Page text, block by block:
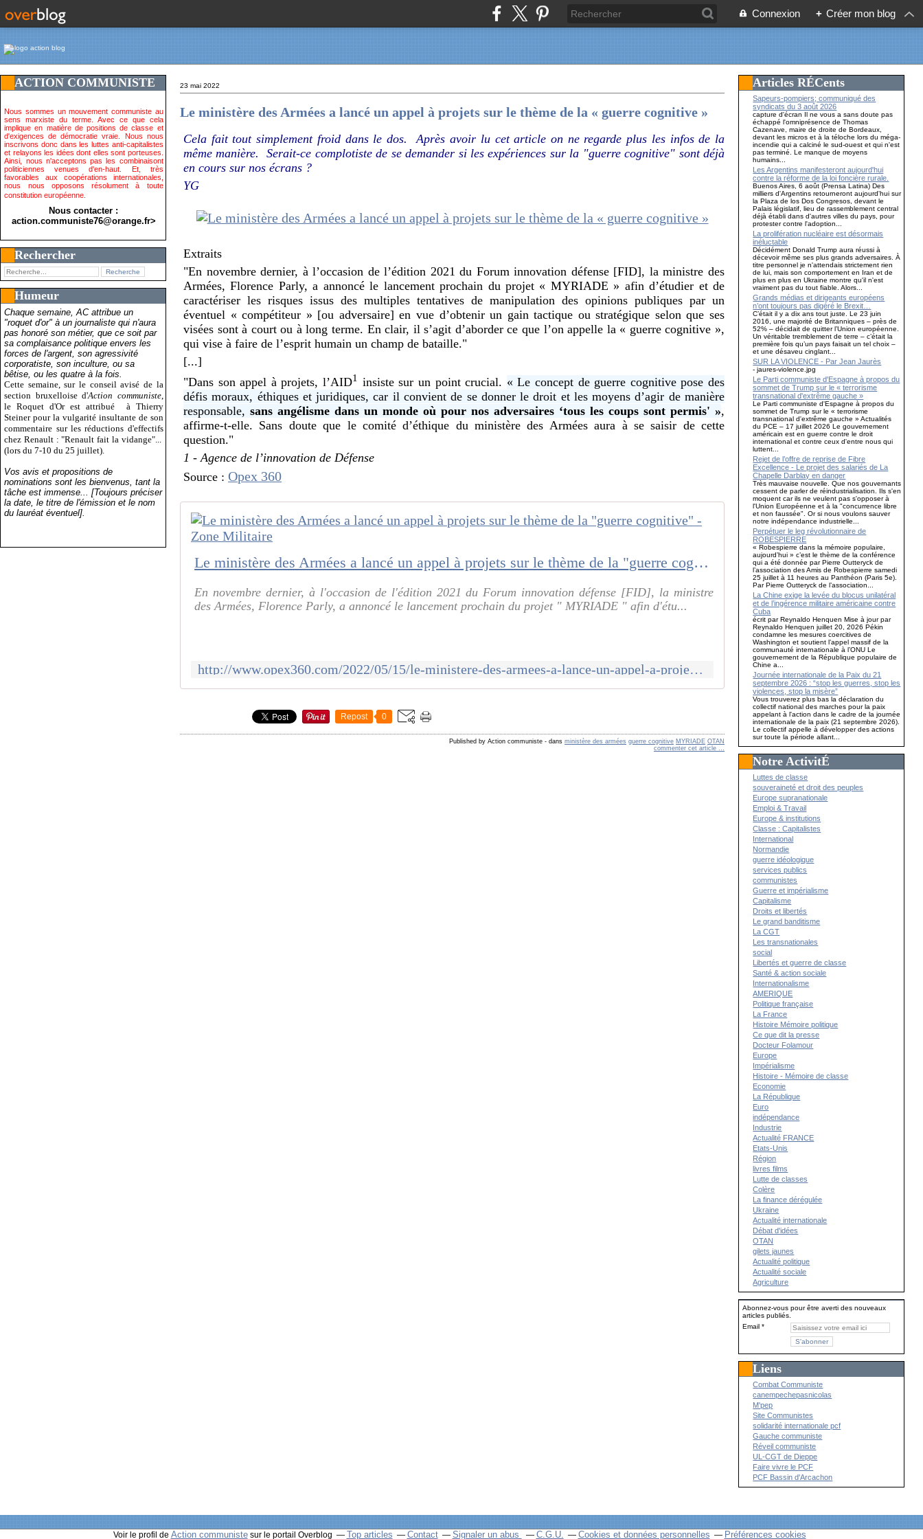
Connexion + Créer mon blog
ACTION COMMUNISTE
Nous sommes un mouvement communiste au
sens marxiste du terme. Avec ce que cela
implique en matière de positions de classe et
d'exigences de démocratie vraie. Nous nous
inscrivons donc dans les luttes anti-capitalistes
et relayons les idées dont elles sont porteuses.
Ainsi, nous n'acceptons pas les combinaisont
politiciennes venues d'en-haut. Et, très
favorables aux coopérations internationales,
nous nous opposons résolument à toute
constitution européenne.
Nous contacter :
action.communiste76@orange.fr>
Rechercher
Humeur
Chaque semaine, AC attribue un
"roquet d'or" à un journaliste qui n'aura
pas honoré son métier, que ce soit par
sa complaisance politique envers les
forces de l'argent, son agressivité
corporatiste, son inculture, ou sa
bêtise, ou les quatre à la fois.
Cette semaine, sur le conseil avisé de la
section bruxelloise d'Action communiste,
le Roquet d'Or est attribué
à Thierry
Steiner pour la vulgarité insultante de son
commentaire sur les réductions d'effectifs
chez Renault : "Renault fait la vidange"...
(lors du 7-10 du 25 juillet).
Vos avis et propositions de
nominations sont les bienvenus, tant la
tâche est immense... [Toujours préciser
la date, le titre de l'émission et le nom
du lauréat éventuel].
23 mai 2022
Le ministère des Armées a lancé un appel à projets sur le thème de la « guerre cognitive »
Cela fait tout simplement froid dans le dos. Après avoir lu cet article on ne regarde plus les infos de la
même manière. Serait-ce complotiste de se demander si les expériences sur la "guerre cognitive" sont déjà
en cours sur nos écrans ?
YG
Extraits
"En novembre dernier, à l’occasion de l’édition 2021 du Forum innovation défense [FID], la ministre des
Armées, Florence Parly, a annoncé le lancement prochain du projet « MYRIADE » afin d’étudier et de
caractériser les risques issus des multiples tentatives de manipulation des opinions publiques par un
éventuel « compétiteur » [ou adversaire] en vue d’obtenir un gain tactique ou stratégique selon que ses
visées sont à court ou à long terme. En clair, il s’agit d’aborder ce que l’on appelle la « guerre cognitive »,
qui vise à faire de l’esprit humain un champ de bataille."
[...]
"Dans son appel à projets, l’AID1 insiste sur un point crucial. « Le concept de guerre cognitive pose des
défis moraux, éthiques et juridiques, car il convient de se donner le droit et les moyens d’agir de manière
responsable,sans angélisme dans un monde où pour nos adversaires ‘tous les coups sont permis' »,
affirme-t-elle. Sans doute que le comité d’éthique du ministère des Armées aura à se saisir de cette
question."
1 -Agence de l’innovation de Défense
Source :Opex 360
Le ministère des Armées a lancé un appel à projets sur le thème de la "guerre cognitive" - Zone Militaire
En novembre dernier, à l'occasion de l'édition 2021 du Forum innovation défense [FID], la ministre
des Armées, Florence Parly, a annoncé le lancement prochain du projet " MYRIADE " afin d'étu...
http://www.opex360.com/2022/05/15/le-ministere-des-armees-a-lance-un-appel-a-projets-sur-le-theme-de-la-guerre-cognitive/
Repost 0
Published by Action communiste - dansministère des armées guerre cognitive MYRIADE OTAN
commenter cet article …
Articles RÉCents
Sapeurs-pompiers; communiqué des
syndicats du 3 août 2026
capture d'écran Il ne vous a sans doute pas
échappé l'omniprésence de Thomas
Cazenave, maire de droite de Bordeaux,
devant les micros et à la téloche lors du méga-
incendie qui a calciné le sud-ouest et qui n'est
pas terminé. Le manque de moyens
humains...
Les Argentins manifesteront aujourd'hui
contre la réforme de la loi foncière rurale.
Buenos Aires, 6 août (Prensa Latina) Des
milliers d'Argentins retourneront aujourd'hui sur
la Plaza de los Dos Congresos, devant le
Palais législatif, lieu de rassemblement central
déjà établi dans d'autres villes du pays, pour
protester contre l'adoption...
La prolifération nucléaire est désormais
inéluctable
Décidément Donald Trump aura réussi à
décevoir même ses plus grands adversaires. À
titre personnel je n'attendais strictement rien
de lui, mais son comportement en Iran et de
plus en plus en Ukraine montre qu'il n'est
vraiment pas du tout fiable. Alors...
Grands médias et dirigeants européens
n’ont toujours pas digéré le Brexit…
C’était il y a dix ans tout juste. Le 23 juin
2016, une majorité de Britanniques – près de
52% – décidait de quitter l’Union européenne.
Un véritable tremblement de terre – c’était la
première fois qu’un pays faisait un tel choix –
et une désaveu cinglant...
SUR LA VIOLENCE - Par Jean Jaurès
- jaures-violence.jpg
Le Parti communiste d'Espagne à propos du
sommet de Trump sur le « terrorisme
transnational d'extrême gauche »
Le Parti communiste d'Espagne à propos du
sommet de Trump sur le « terrorisme
transnational d'extrême gauche » Actualités
du PCE – 17 juillet 2026 Le gouvernement
américain est en guerre contre le droit
international et contre ceux d'entre nous qui
luttent...
Rejet de l’offre de reprise de Fibre
Excellence - Le projet des salariés de La
Chapelle Darblay en danger
Très mauvaise nouvelle. Que nos gouvernants
cessent de parler de réindustrialisation. Ils s'en
moquent car ils ne veulent pas s'opposer à
l'Union Européenne et à la "concurrence libre
et non faussée". Or si nous voulons sauver
notre indépendance industrielle...
Perpétuer le leg révolutionnaire de
ROBESPIERRE
« Robespierre dans la mémoire populaire,
aujourd’hui » c’est le thème de la conférence
qui a été donnée par Pierre Outteryck de
l’association des Amis de Robespierre samedi
25 juillet à 11 heures au Panthéon (Paris 5e).
Par Pierre Outteryck de l’association...
La Chine exige la levée du blocus unilatéral
et de l’ingérence militaire américaine contre
Cuba
écrit par Reynaldo Henquen Mise à jour par
Reynaldo Henquen juillet 20, 2026 Pékin
condamne les mesures coercitives de
Washington et soutient l’appel massif de la
communauté internationale à l’ONU Le
gouvernement de la République populaire de
Chine a...
Journée internationale de la Paix du 21
septembre 2026 : “stop les guerres, stop les
violences, stop la misère”
Vous trouverez plus bas la déclaration du
collectif national des marches pour la paix
appelant à l'action dans le cadre de la journée
internationale de la paix (21 septembre 2026).
Le collectif appelle à développer des actions
sur toute la période allant...
Notre ActivitÉ
Luttes de classe
souveraineté et droit des peuples
Europe supranationale
Emploi & Travail
Europe & institutions
Classe : Capitalistes
International
Normandie
guerre idéologique
services publics
communistes
Guerre et impérialisme
Capitalisme
Droits et libertés
Le grand banditisme
La CGT
Les transnationales
social
Libertés et guerre de classe
Santé & action sociale
Internationalisme
AMERIQUE
Politique française
La France
Histoire Mémoire politique
Ce que dit la presse
Docteur Folamour
Europe
Impérialisme
Histoire - Mémoire de classe
Economie
La République
Euro
indépendance
Industrie
Actualité FRANCE
Etats-Unis
Région
livres films
Lutte de classes
Colère
La finance dérégulée
Ukraine
Actualité internationale
Débat d'idées
OTAN
gilets jaunes
Actualité politique
Actualité sociale
Agriculture
Abonnez-vous pour être averti des nouveaux
articles publiés.
Email
Liens
Combat Communiste
canempechepasnicolas
M'pep
Site Communistes
solidarité internationale pcf
Gauche communiste
Réveil communiste
UL-CGT de Dieppe
Faire vivre le PCF
PCF Bassin d'Arcachon
Voir le profil de Action communistesur le portail Overblog Top articles Contact Signaler un abus C.G.U. Cookies et données personnelles Préférences cookies